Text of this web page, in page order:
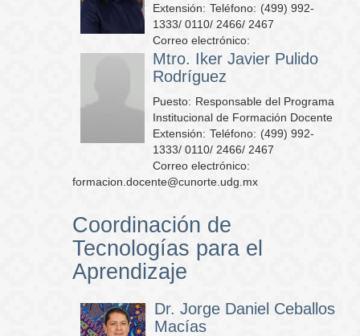
Extensión: Teléfono: (499) 992-
1333/ 0110/ 2466/ 2467
Correo electrónico:
Mtro. Iker Javier Pulido
Rodríguez
Puesto: Responsable del Programa
Institucional de Formación Docente
Extensión: Teléfono: (499) 992-
1333/ 0110/ 2466/ 2467
Correo electrónico:
formacion.docente@cunorte.udg.mx
Coordinación de
Tecnologías para el
Aprendizaje
Dr. Jorge Daniel Ceballos
Macías